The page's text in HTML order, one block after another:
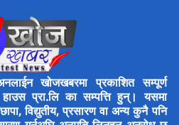
खोजखबरमा प्रकाशित सम्पूर्ण
प्रा.लि का सम्पत्ति हुन्। यसमा
विद्युतीय, प्रसारण वा अन्य कुनै पनि